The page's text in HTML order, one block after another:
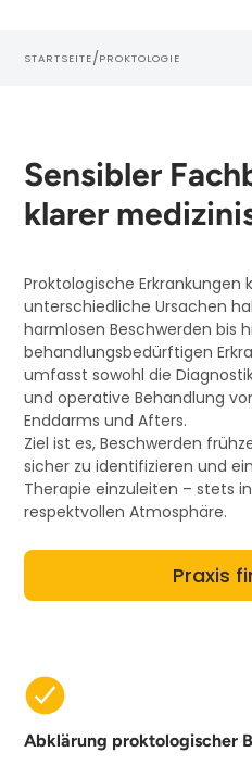
STARTSEITE/PROKTOLOGIE
Sensibler
klarer
Proktologische Erkrankungen
unterschiedliche Ursachen
harmlosen Beschwerden bis
behandlungsbedürftigen
umfasst sowohl die
und operative Behandlung
Enddarms und Afters.
Ziel ist es, Beschwerden
sicher zu identifizieren und
Therapie einzuleiten – stets
respektvollen Atmosphäre.
Praxis
Abklärung proktologischer